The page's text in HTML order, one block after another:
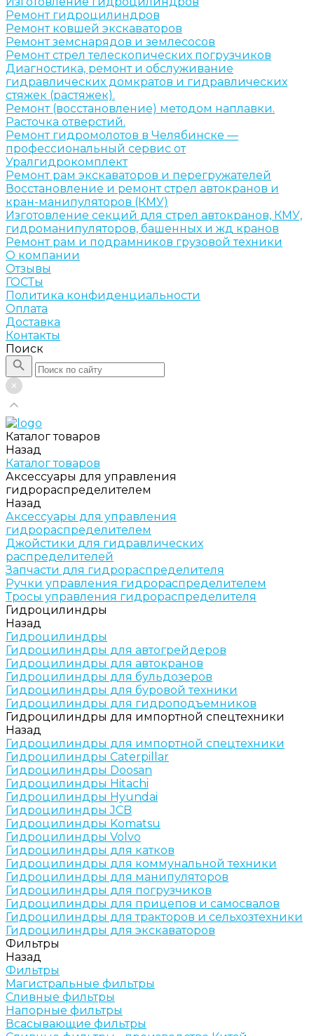
Ремонт гидроцилиндров
Ремонт ковшей экскаваторов
Ремонт земснарядов и землесосов
Ремонт стрел телескопических погрузчиков
Диагностика, ремонт и обслуживание
гидравлических домкратов и гидравлических
стяжек (растяжек).
Ремонт (восстановление) методом наплавки.
Расточка отверстий.
Ремонт гидромолотов в Челябинске —
профессиональный сервис от
Уралгидрокомплект
Ремонт рам экскаваторов и перегружателей
Восстановление и ремонт стрел автокранов и
кран-манипуляторов (КМУ)
Изготовление секций для стрел автокранов, КМУ,
гидроманипуляторов, башенных и жд кранов
Ремонт рам и подрамников грузовой техники
О компании
Отзывы
ГОСТы
Политика конфиденциальности
Оплата
Доставка
Контакты
Поиск
Каталог товаров
Назад
Каталог товаров
Аксессуары для управления
гидрораспределителем
Назад
Аксессуары для управления
гидрораспределителем
Джойстики для гидравлических
распределителей
Запчасти для гидрораспределителя
Ручки управления гидрораспределителем
Тросы управления гидрораспределителя
Гидроцилиндры
Назад
Гидроцилиндры
Гидроцилиндры для автогрейдеров
Гидроцилиндры для автокранов
Гидроцилиндры для бульдозеров
Гидроцилиндры для буровой техники
Гидроцилиндры для гидроподъемников
Гидроцилиндры для импортной спецтехники
Назад
Гидроцилиндры для импортной спецтехники
Гидроцилиндры Caterpillar
Гидроцилиндры Doosan
Гидроцилиндры Hitachi
Гидроцилиндры Hyundai
Гидроцилиндры JCB
Гидроцилиндры Komatsu
Гидроцилиндры Volvo
Гидроцилиндры для катков
Гидроцилиндры для коммунальной техники
Гидроцилиндры для манипуляторов
Гидроцилиндры для погрузчиков
Гидроцилиндры для прицепов и самосвалов
Гидроцилиндры для тракторов и сельхозтехники
Гидроцилиндры для экскаваторов
Фильтры
Назад
Фильтры
Магистральные фильтры
Сливные фильтры
Напорные фильтры
Всасывающие фильтры